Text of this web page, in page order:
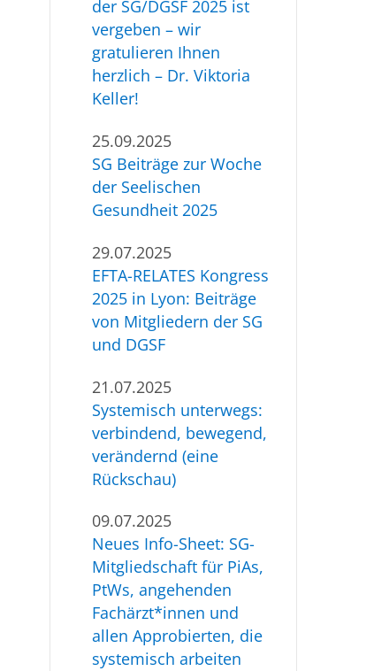
der SG/DGSF 2025 ist
vergeben – wir
gratulieren Ihnen
herzlich – Dr. Viktoria
Keller!
25.09.2025
SG Beiträge zur Woche
der Seelischen
Gesundheit 2025
29.07.2025
EFTA-RELATES Kongress
2025 in Lyon: Beiträge
von Mitgliedern der SG
und DGSF
21.07.2025
Systemisch unterwegs:
verbindend, bewegend,
verändernd (eine
Rückschau)
09.07.2025
Neues Info-Sheet: SG-
Mitgliedschaft für PiAs,
PtWs, angehenden
Fachärzt*innen und
allen Approbierten, die
systemisch arbeiten